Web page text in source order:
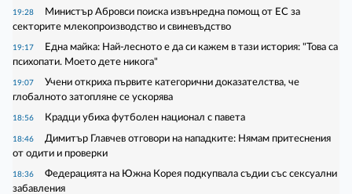
19:28
Министър Абровси поиска извънредна помощ от ЕС за
секторите млекопроизводство и свиневъдство
19:17
Една майка: Най-лесното е да си кажем в тази история: "Това са
психопати. Моето дете никога"
19:07
Учени откриха първите категорични доказателства, че
глобалното затопляне се ускорява
18:56 Крадци убиха футболен национал с павета
18:46
Димитър Главчев отговори на нападките: Нямам притеснения
от одити и проверки
18:36
Федерацията на Южна Корея подкупвала съдии със сексуални
забавления